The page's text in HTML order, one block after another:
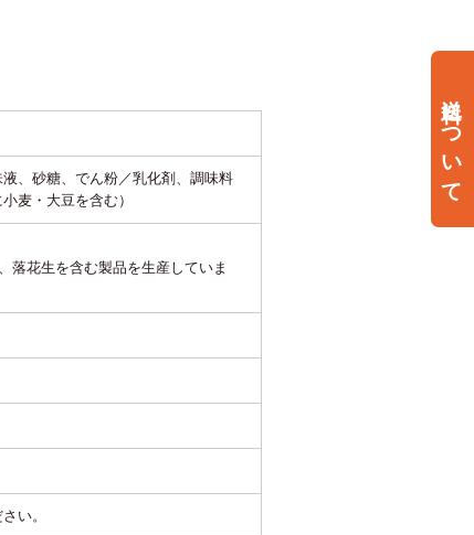
送料について
、砂糖、でん粉／乳化剤、調味料
麦・大豆を含む）
落花生を含む製品を生産していま
い。